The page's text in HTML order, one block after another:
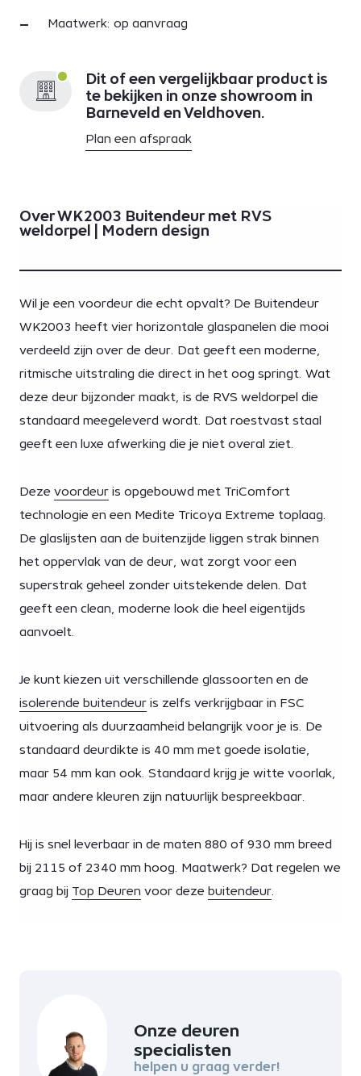
Maatwerk: op aanvraag
Dit of een vergelijkbaar product is
te bekijken in onze showroom in
Barneveld en Veldhoven.
Plan een afspraak
Over WK2003 Buitendeur met RVS
weldorpel | Modern design
Wil je een voordeur die echt opvalt? De Buitendeur
WK2003 heeft vier horizontale glaspanelen die mooi
verdeeld zijn over de deur. Dat geeft een moderne,
ritmische uitstraling die direct in het oog springt. Wat
deze deur bijzonder maakt, is de RVS weldorpel die
standaard meegeleverd wordt. Dat roestvast staal
geeft een luxe afwerking die je niet overal ziet.
Deze voordeur is opgebouwd met TriComfort
technologie en een Medite Tricoya Extreme toplaag.
De glaslijsten aan de buitenzijde liggen strak binnen
het oppervlak van de deur, wat zorgt voor een
superstrak geheel zonder uitstekende delen. Dat
geeft een clean, moderne look die heel eigentijds
aanvoelt.
Je kunt kiezen uit verschillende glassoorten en de
isolerende buitendeur is zelfs verkrijgbaar in FSC
uitvoering als duurzaamheid belangrijk voor je is. De
standaard deurdikte is 40 mm met goede isolatie,
maar 54 mm kan ook. Standaard krijg je witte voorlak,
maar andere kleuren zijn natuurlijk bespreekbaar.
Hij is snel leverbaar in de maten 880 of 930 mm breed
bij 2115 of 2340 mm hoog. Maatwerk? Dat regelen we
graag bij Top Deuren voor deze buitendeur
Onze deuren
specialisten
helpen u graag verder!